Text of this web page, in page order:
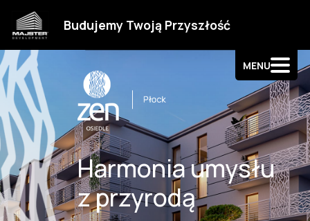
Budujemy Twoją Przyszłość
MENU
Kontakt
Harmonia umysłu
z przyrodą